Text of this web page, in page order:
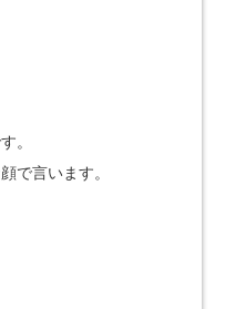
。
で言います。